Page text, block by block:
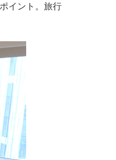
イント。旅行